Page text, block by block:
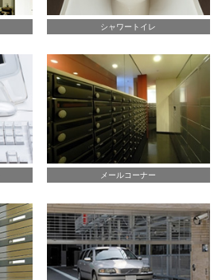
シャワートイレ
メールコーナー